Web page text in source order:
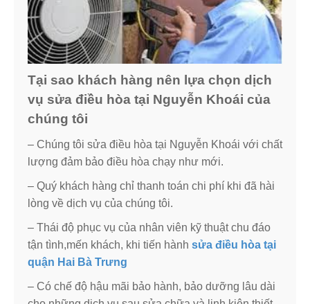
Tại sao khách hàng nên lựa chọn dịch
vụ sửa điều hòa tại Nguyễn Khoái của
chúng tôi
– Chúng tôi sửa điều hòa tại Nguyễn Khoái với chất
lượng đảm bảo điều hòa chạy như mới.
– Quý khách hàng chỉ thanh toán chi phí khi đã hài
lòng về dịch vụ của chúng tôi.
– Thái độ phục vụ của nhân viên kỹ thuật chu đáo
tận tình,mến khách, khi tiến hành sửa điều hòa tại
quận Hai Bà Trưng
– Có chế độ hậu mãi bảo hành, bảo dưỡng lâu dài